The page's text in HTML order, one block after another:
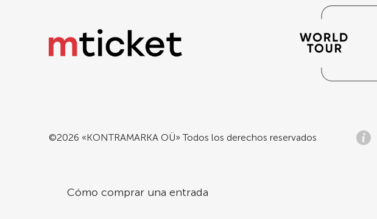
©2026 «KONTRAMARKA OÜ» Todos los derechos reservados
Cómo comprar una entrada